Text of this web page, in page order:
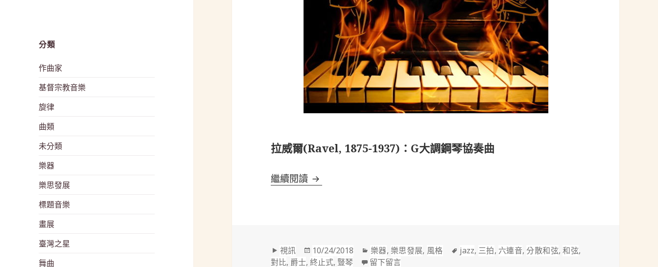
分類
作曲家
基督宗教音樂
旋律
曲類
未分類
樂器
樂思發展
標題音樂
畫展
臺灣之星
舞曲
拉威爾(Ravel, 1875-1937)：G大調鋼琴協奏曲
繼續閱讀 拉威爾(Ravel, 1875-1937)：G大調鋼琴協奏曲
格
式
視訊
發
佈
10/24/2018
分
類
樂器, 樂思發展, 風格
標
jazz, 三拍, 六連音,分散和弦,和弦,
對比, 爵士,終止式, 豎琴 留下留言在 拉威爾(Ravel, 1875-1937)：G大調鋼琴協奏曲